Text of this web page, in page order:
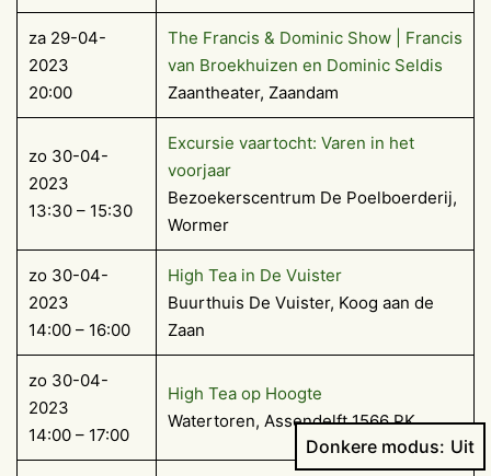
za 29-04-
2023
20:00
The Francis & Dominic Show | Francis
van Broekhuizen en Dominic Seldis
Zaantheater, Zaandam
zo 30-04-
2023
13:30 – 15:30
Excursie vaartocht: Varen in het
voorjaar
Bezoekerscentrum De Poelboerderij,
Wormer
zo 30-04-
2023
14:00 – 16:00
High Tea in De Vuister
Buurthuis De Vuister, Koog aan de
Zaan
zo 30-04-
2023
14:00 – 17:00
High Tea op Hoogte
Watertoren, Assendelft 1566 PK
Donkere modus: